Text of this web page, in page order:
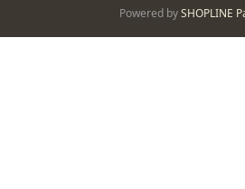
Powered bySHOPLINE